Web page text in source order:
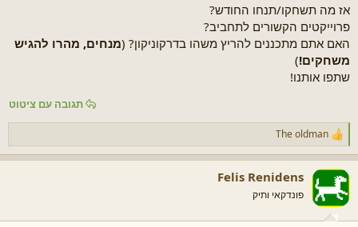
אז מה תשחקו/תנחו החודש?
פרוייקטים הקשורים לתחביב?
האם אתם מתכננים להריץ משהו בדרקוניקון? (מנחים, מהרו להגיש
משחקים!)
שתפו אותנו!
תגובה עם ציטוט
ר
ג
ש
ו
ת
:
The oldman
Felis Renidens
פונדקאי ותיק